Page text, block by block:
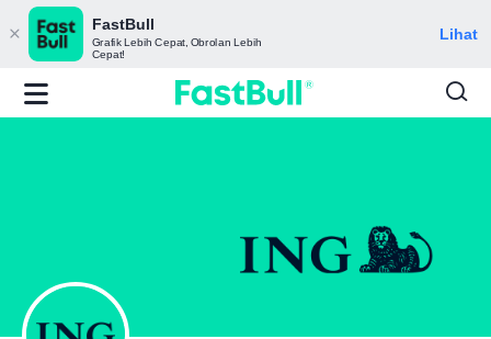
FastBull
Grafik Lebih Cepat, Obrolan Lebih
Cepat!
Lihat